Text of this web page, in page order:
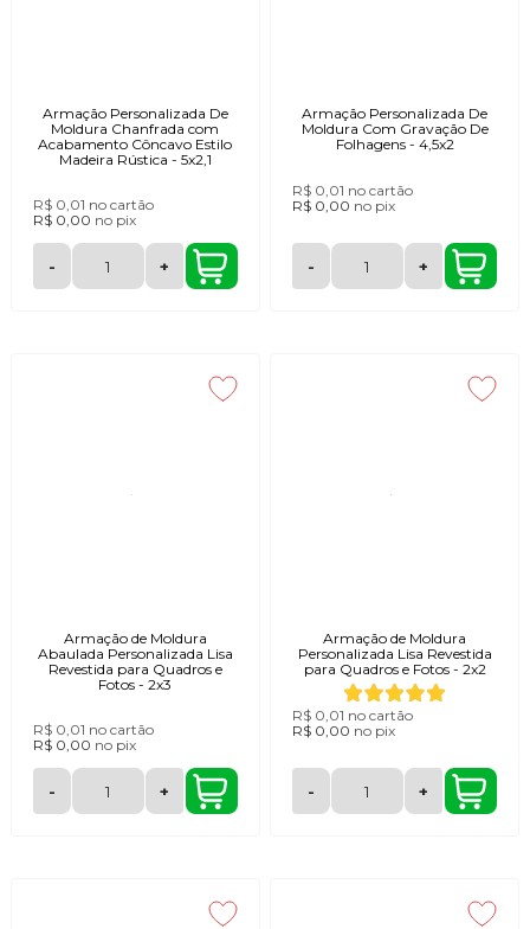
Armação Personalizada De
Moldura Chanfrada com
Acabamento Côncavo Estilo
Madeira Rústica - 5x2,1
R$ 0,01 no cartão
R$ 0,00 no pix
- +
Armação Personalizada De
Moldura Com Gravação De
Folhagens - 4,5x2
R$ 0,01 no cartão
R$ 0,00 no pix
- +
Armação de Moldura
Abaulada Personalizada Lisa
Revestida para Quadros e
Fotos - 2x3
R$ 0,01 no cartão
R$ 0,00 no pix
- +
Armação de Moldura
Personalizada Lisa Revestida
para Quadros e Fotos - 2x2
R$ 0,01 no cartão
R$ 0,00 no pix
- +